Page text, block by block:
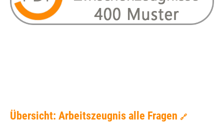
Übersicht: Arbeitszeugnis alle Fragen 🔗